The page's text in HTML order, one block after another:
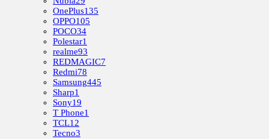
OnePlus135
OPPO105
POCO34
Polestar1
realme93
REDMAGIC7
Redmi78
Samsung445
Sharp1
Sony19
T Phone1
TCL12
Tecno3